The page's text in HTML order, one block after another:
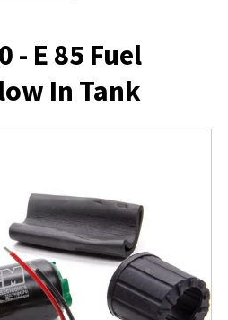
- E 85 Fuel
In Tank